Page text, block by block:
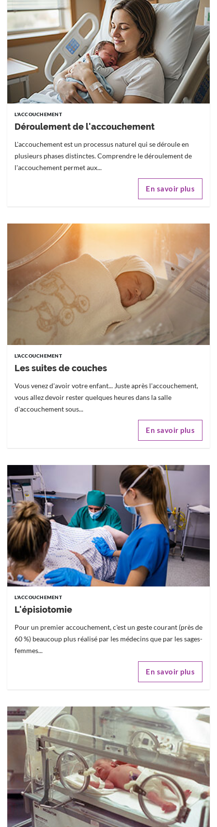
L'ACCOUCHEMENT
Déroulement de l'accouchement
L'accouchement est un processus naturel qui se déroule en
plusieurs phases distinctes. Comprendre le déroulement de
l'accouchement permet aux...
En savoir plus
L'ACCOUCHEMENT
Les suites de couches
Vous venez d'avoir votre enfant... Juste après l'accouchement,
vous allez devoir rester quelques heures dans la salle
d'accouchement sous...
En savoir plus
L'ACCOUCHEMENT
L'épisiotomie
Pour un premier accouchement, c'est un geste courant (près de
60 %) beaucoup plus réalisé par les médecins que par les sages-
femmes...
En savoir plus